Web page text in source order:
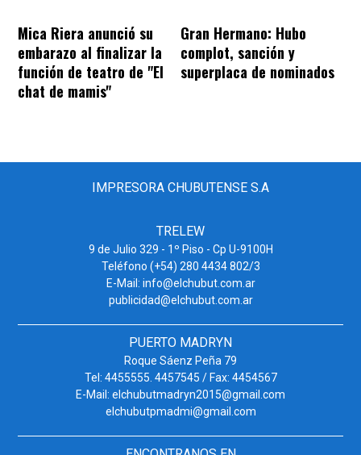
Mica Riera anunció su
embarazo al finalizar la
función de teatro de "El
chat de mamis"
Gran Hermano: Hubo
complot, sanción y
superplaca de nominados
IMPRESORA CHUBUTENSE S.A
TRELEW
9 de Julio 329 - 1º Piso - Cp U-9100H
Teléfono (+54) 280 4434 802/3
E-Mail: info@elchubut.com.ar
publicidad@elchubut.com.ar
PUERTO MADRYN
Roque Sáenz Peña 79
Tel: 4455555. 4457545 / Fax: 4454567
E-Mail: elchubutmadryn2015@gmail.com
elchubutpmadmi@gmail.com